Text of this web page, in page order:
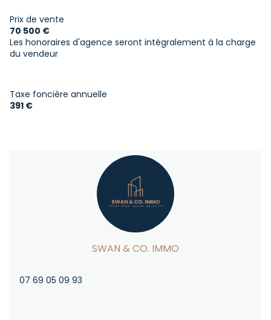
Prix de vente
70 500 €
Les honoraires d'agence seront intégralement à la charge
du vendeur
Taxe foncière annuelle
391 €
SWAN & CO. IMMO
07 69 05 09 93